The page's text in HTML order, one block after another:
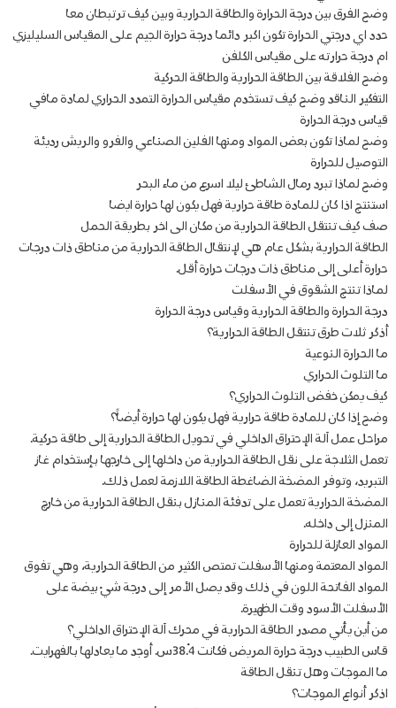
وضح الفرق بين درجة الحرارة والطاقة الحرارية وبين كيف ترتبطان معا
حدد اي درجتي الحرارة تكون اكبر دائما درجة حرارة الجيم على المقياس السليليزي
ام درجة حرارته على مقياس الكلفن
وضح الفلاقة بين الطاقة الحرارية والطاقة الحركية
التفكير الناقد وضح كيف تستخدم مقياس الحرارة التمدد الحراري لمادة مافي
قياس درجة الحرارة
وضح لماذا تكون بعض المواد ومنها الفلين الصناعي والفرو والريش رديئة
التوصيل للحرارة
وضح لماذا تبرد رمال الشاطئ ليلا اسرع من ماء البحر
استنتج اذا كان للمادة طاقة حرارية فهل يكون لها حرارة ايضا
صف كيف تنتقل الطاقة الحرارية من مكان الى اخر بطريقة الحمل
الطاقة الحرارية بشكل عام هي لإنتقال الطاقة الحرارية من مناطق ذات درجات
حرارة أعلى إلى مناطق ذات درجات حرارة أقل.
لماذا تنتج الشقوق في الأسفلت
درجة الحرارة والطاقة الحرارية وقياس درجة الحرارة
أذكر ثلات طرق تنتقل الطاقة الحرارية؟
ما الحرارة النوعية
ما التلوث الحراري
كيف يمكن خفض التلوث الحراري؟
وضح إذا كان للمادة طاقة حرارية فهل يكون لها حرارة أيضاً؟
مراحل عمل آلة الإحتراق الداخلي في تحويل الطاقة الحرارية إلى طاقة حركية.
تعمل الثلاجة على نقل الطاقة الحرارية من داخلها إلى خارجها بإستخدام غاز
التبريد، وتوفر المضخة الضاغطة الطاقة اللازمة لعمل ذلك.
المضخة الحرارية تعمل على تدفئة المنازل بنقل الطاقة الحرارية من خارج
المنزل إلى داخله.
المواد العازلة للحرارة
المواد المعتمة ومنها الأسفلت تمتص الكثير من الطاقة الحرارية، وهي تفوق
المواد الفاتحة اللون في ذلك وقد يصل الأمر إلى درجة شيْ بيضة على
الأسفلت الأسود وقت الظهيرة.
من أين يأتي مصدر الطاقة الحرارية في محرك آلة الإحتراق الداخلي؟
قاس الطبيب درجة حرارة المريض فكانت 38.4ْس. أوجد ما يعادلها بالفهرايت.
ما الموجات وهل تنقل الطاقة
اذكر أنواع الموجات؟